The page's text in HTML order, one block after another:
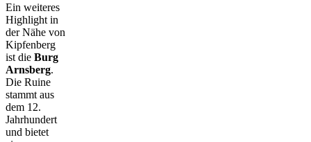
Ein weiteres
Highlight in
der Nähe von
Kipfenberg
ist die Burg
Arnsberg.
Die Ruine
stammt aus
dem 12.
Jahrhundert
und bietet